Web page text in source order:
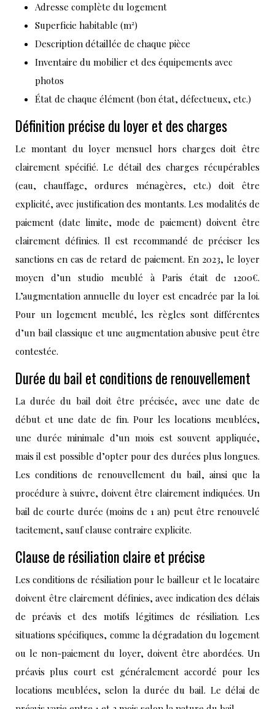
Adresse complète du logement
Superficie habitable (m²)
Description détaillée de chaque pièce
Inventaire du mobilier et des équipements avec
photos
État de chaque élément (bon état, défectueux, etc.)
Définition précise du loyer et des charges
Le montant du loyer mensuel hors charges doit être
clairement spécifié. Le détail des charges récupérables
(eau, chauffage, ordures ménagères, etc.) doit être
explicité, avec justification des montants. Les modalités de
paiement (date limite, mode de paiement) doivent être
clairement définies. Il est recommandé de préciser les
sanctions en cas de retard de paiement. En 2023, le loyer
moyen d’un studio meublé à Paris était de 1200€.
L’augmentation annuelle du loyer est encadrée par la loi.
Pour un logement meublé, les règles sont différentes
d’un bail classique et une augmentation abusive peut être
contestée.
Durée du bail et conditions de renouvellement
La durée du bail doit être précisée, avec une date de
début et une date de fin. Pour les locations meublées,
une durée minimale d’un mois est souvent appliquée,
mais il est possible d’opter pour des durées plus longues.
Les conditions de renouvellement du bail, ainsi que la
procédure à suivre, doivent être clairement indiquées. Un
bail de courte durée (moins de 1 an) peut être renouvelé
tacitement, sauf clause contraire explicite.
Clause de résiliation claire et précise
Les conditions de résiliation pour le bailleur et le locataire
doivent être clairement définies, avec indication des délais
de préavis et des motifs légitimes de résiliation. Les
situations spécifiques, comme la dégradation du logement
ou le non-paiement du loyer, doivent être abordées. Un
préavis plus court est généralement accordé pour les
locations meublées, selon la durée du bail. Le délai de